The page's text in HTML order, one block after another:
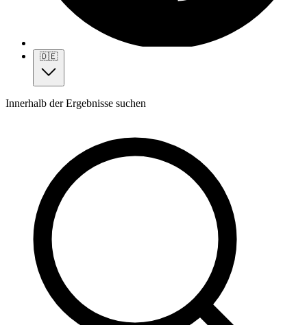
🇩🇪
Innerhalb der Ergebnisse suchen